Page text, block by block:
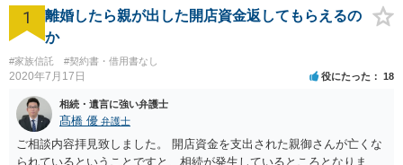
1
離婚したら親が出した開店資金返してもらえるの
か
#家族信託 #契約書・借用書なし
2020年7月17日 役にたった 18
相続・遺言に強い弁護士
髙橋 優 弁護士
ご相談内容拝見致しました。 開店資金を支出された親御さんが亡くな
られているということですと、相続が発生しているところとなりま